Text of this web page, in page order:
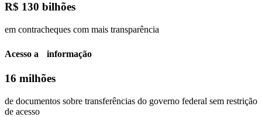
R$ 130 bilhões
em contracheques com mais transparência
Acesso a informação
16 milhões
de documentos sobre transferências do governo federal sem restrição
de acesso